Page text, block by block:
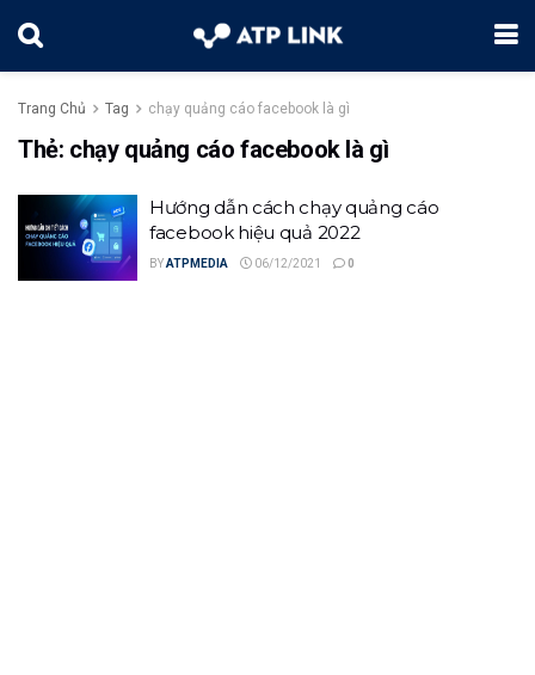
Trang Chủ Tag chạy quảng cáo facebook là gì
Thẻ: chạy quảng cáo facebook là gì
Hướng dẫn cách chạy quảng cáo
facebook hiệu quả 2022
BYATPMEDIA 06/12/2021 0